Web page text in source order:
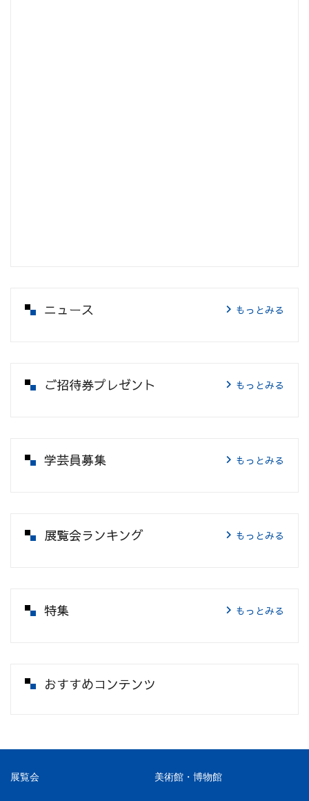
ニュース もっとみる
ご招待券プレゼント もっとみる
学芸員募集 もっとみる
展覧会ランキング もっとみる
特集 もっとみる
おすすめコンテンツ
展覧会 美術館・博物館